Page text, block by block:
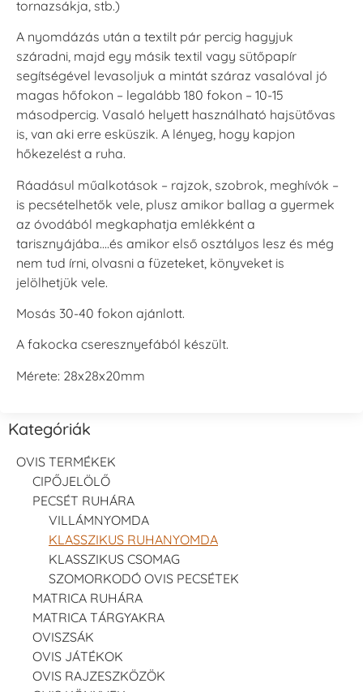
tornazsákja, stb.)
A nyomdázás után a textilt pár percig hagyjuk
száradni, majd egy másik textil vagy sütőpapír
segítségével levasoljuk a mintát száraz vasalóval jó
magas hőfokon – legalább 180 fokon – 10-15
másodpercig. Vasaló helyett használható hajsütővas
is, van aki erre esküszik. A lényeg, hogy kapjon
hőkezelést a ruha.
Ráadásul műalkotások – rajzok, szobrok, meghívók –
is pecsételhetők vele, plusz amikor ballag a gyermek
az óvodából megkaphatja emlékként a
tarisznyájába….és amikor első osztályos lesz és még
nem tud írni, olvasni a füzeteket, könyveket is
jelölhetjük vele.
Mosás 30-40 fokon ajánlott.
A fakocka cseresznyefából készült.
Mérete: 28x28x20mm
Kategóriák
OVIS TERMÉKEK
CIPŐJELÖLŐ
PECSÉT RUHÁRA
VILLÁMNYOMDA
KLASSZIKUS RUHANYOMDA
KLASSZIKUS CSOMAG
SZOMORKODÓ OVIS PECSÉTEK
MATRICA RUHÁRA
MATRICA TÁRGYAKRA
OVISZSÁK
OVIS JÁTÉKOK
OVIS RAJZESZKÖZÖK